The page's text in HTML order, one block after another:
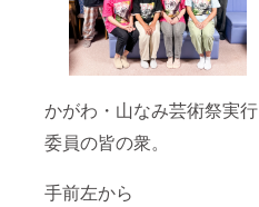
かがわ・山なみ芸術祭実行
委員の皆の衆。
手前左から